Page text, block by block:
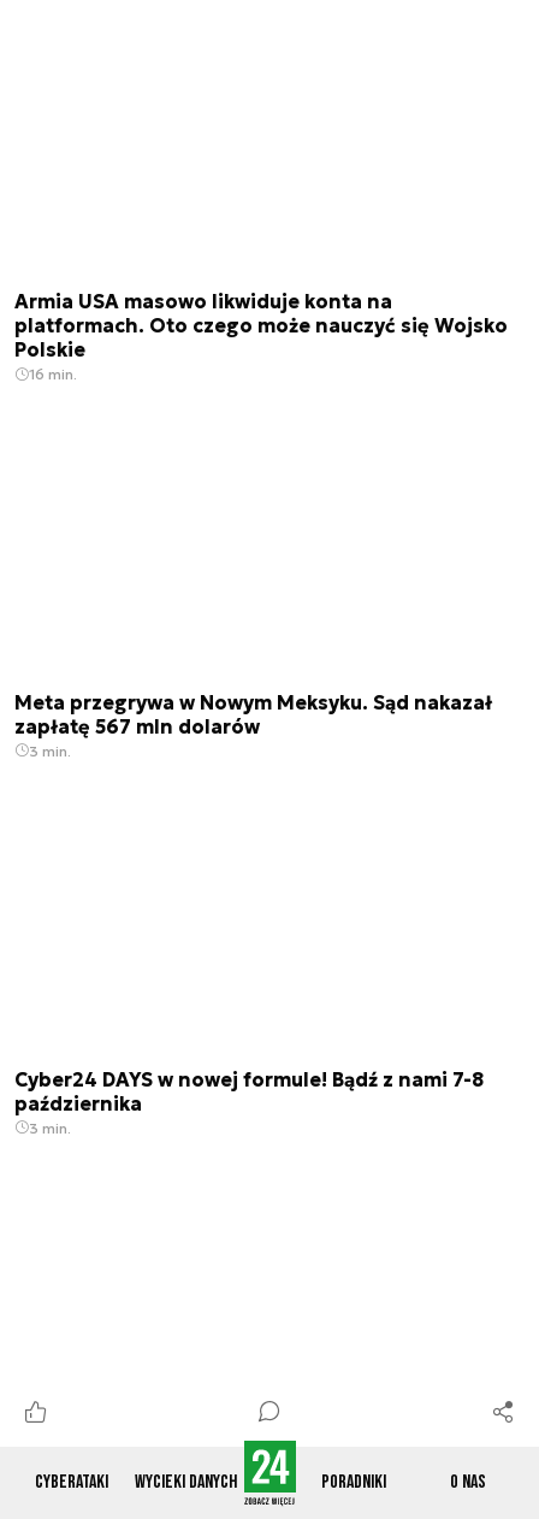
Cyberataki Wycieki danych Poradniki O nas
Armia USA masowo likwiduje konta na
platformach. Oto czego może nauczyć się Wojsko
Polskie
16 min.
Meta przegrywa w Nowym Meksyku. Sąd nakazał
zapłatę 567 mln dolarów
3 min.
Cyber24 DAYS w nowej formule! Bądź z nami 7-8
października
3 min.
Polskie alternatywy dla WhatsAppa od wojska i
rządu. Przełom w komunikacji służb